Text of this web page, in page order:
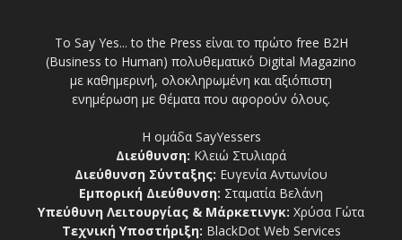
Το Say Yes... to the Press είναι το πρώτο free Β2Η
(Business to Human) πολυθεματικό Digital Magazino
με καθημερινή, ολοκληρωμένη και αξιόπιστη
ενημέρωση με θέματα που αφορούν όλους.
Η ομάδα SayYessers
Διεύθυνση: Κλειώ Στυλιαρά
Διεύθυνση Σύνταξης: Ευγενία Αντωνίου
Εμπορική Διεύθυνση: Σταματία Βελάνη
Υπεύθυνη Λειτουργίας & Μάρκετινγκ: Χρύσα Γώτα
Τεχνική Υποστήριξη: BlackDot Web Services